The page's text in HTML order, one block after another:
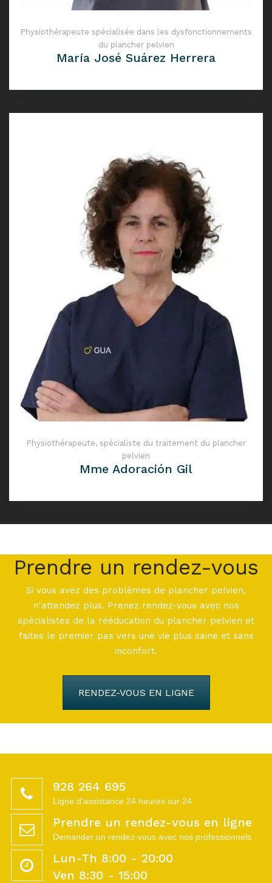
Physiothérapeute spécialisée dans les dysfonctionnements
du plancher pelvien
María José Suárez Herrera
Physiothérapeute, spécialiste du traitement du plancher
pelvien
Mme Adoración Gil
Prendre un rendez-vous
Si vous avez des problèmes de plancher pelvien,
n'attendez plus. Prenez rendez-vous avec nos
spécialistes de la rééducation du plancher pelvien et
faites le premier pas vers une vie plus saine et sans
inconfort.
RENDEZ-VOUS EN LIGNE
928 264 695
Ligne d'assistance 24 heures sur 24
Prendre un rendez-vous en ligne
Demander un rendez-vous avec nos professionnels
Lun-Th 8:00 - 20:00
Ven 8:30 - 15:00